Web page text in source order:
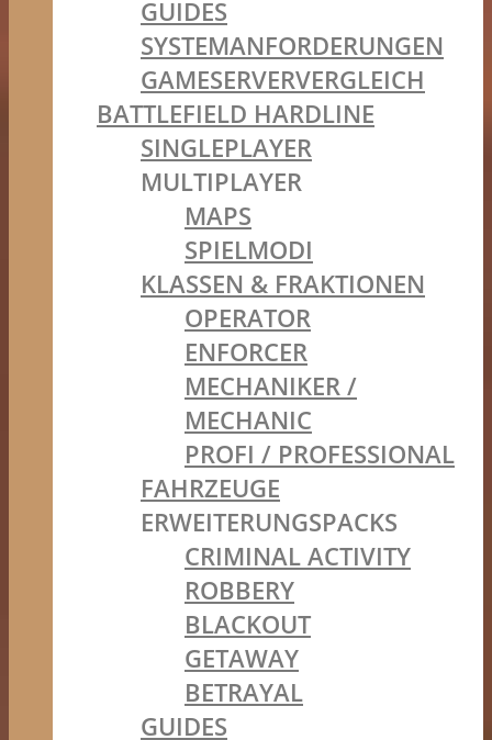
GUIDES
SYSTEMANFORDERUNGEN
GAMESERVERVERGLEICH
BATTLEFIELD HARDLINE
SINGLEPLAYER
MULTIPLAYER
MAPS
SPIELMODI
KLASSEN & FRAKTIONEN
OPERATOR
ENFORCER
MECHANIKER /
MECHANIC
PROFI / PROFESSIONAL
FAHRZEUGE
ERWEITERUNGSPACKS
CRIMINAL ACTIVITY
ROBBERY
BLACKOUT
GETAWAY
BETRAYAL
GUIDES